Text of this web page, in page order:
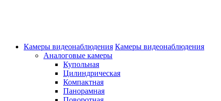
Камеры видеонаблюдения Камеры видеонаблюдения
Аналоговые камеры
Купольная
Цилиндрическая
Компактная
Панорамная